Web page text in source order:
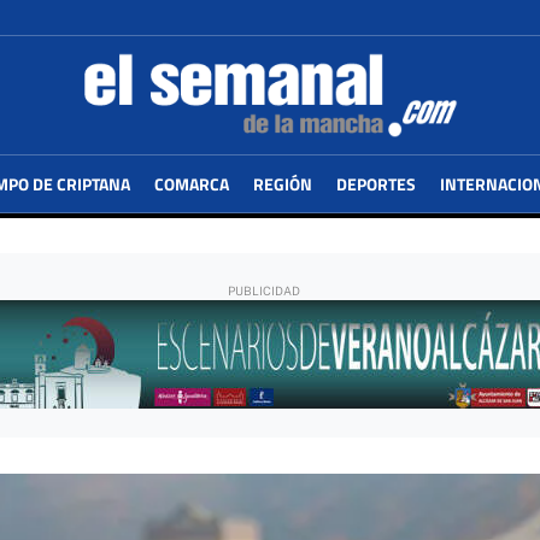
DE CRIPTANA COMARCA REGIÓN DEPORTES